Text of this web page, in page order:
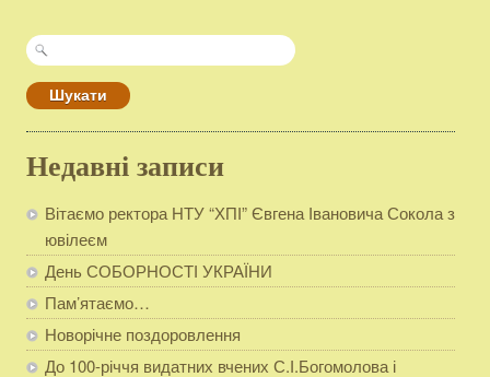
Пошук:
Недавні записи
Вітаємо ректора НТУ “ХПІ” Євгена Івановича Сокола з
ювілеєм
День СОБОРНОСТІ УКРАЇНИ
Пам’ятаємо…
Новорічне поздоровлення
До 100-річчя видатних вчених С.І.Богомолова і